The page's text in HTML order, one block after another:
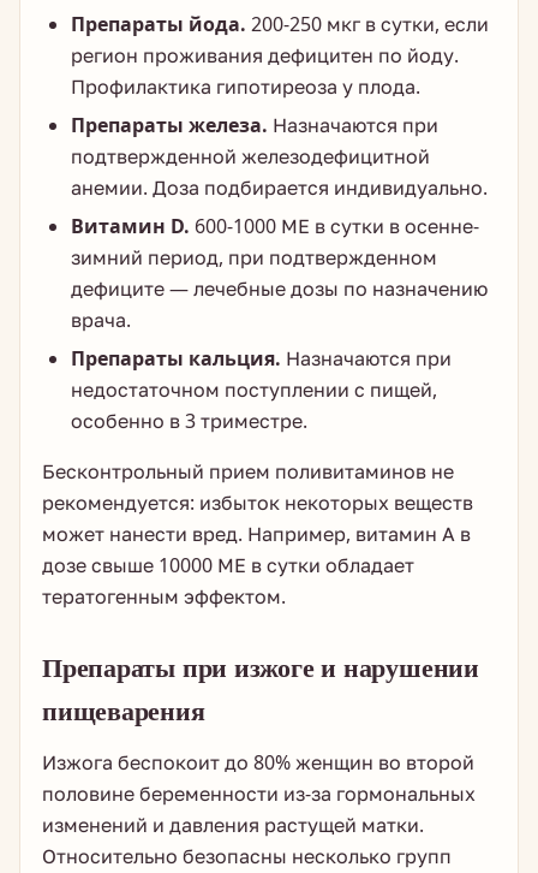
Препараты йода. 200-250 мкг в сутки, если
регион проживания дефицитен по йоду.
Профилактика гипотиреоза у плода.
Препараты железа. Назначаются при
подтвержденной железодефицитной
анемии. Доза подбирается индивидуально.
Витамин D. 600-1000 МЕ в сутки в осенне-
зимний период, при подтвержденном
дефиците — лечебные дозы по назначению
врача.
Препараты кальция. Назначаются при
недостаточном поступлении с пищей,
особенно в 3 триместре.
Бесконтрольный прием поливитаминов не
рекомендуется: избыток некоторых веществ
может нанести вред. Например, витамин А в
дозе свыше 10000 МЕ в сутки обладает
тератогенным эффектом.
Препараты при изжоге и нарушении
пищеварения
Изжога беспокоит до 80% женщин во второй
половине беременности из-за гормональных
изменений и давления растущей матки.
Относительно безопасны несколько групп